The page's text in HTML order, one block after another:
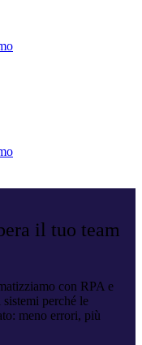
il tuo team
con RPA e
perché le
meno errori, più